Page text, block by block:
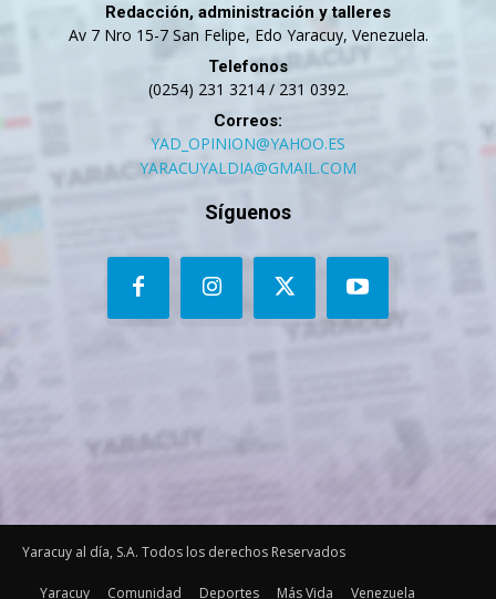
Redacción, administración y talleres
Av 7 Nro 15-7 San Felipe, Edo Yaracuy, Venezuela.
Telefonos
(0254) 231 3214 / 231 0392.
Correos:
YAD_OPINION@YAHOO.ES
YARACUYALDIA@GMAIL.COM
Síguenos
Yaracuy al día, S.A. Todos los derechos Reservados
Yaracuy Comunidad Deportes Más Vida Venezuela